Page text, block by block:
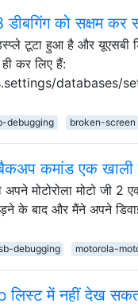
को सक्षम कर
टूटा हुआ है और यूएसबी
कर लिए हैं:
databases/
debugging broken-screen
कमांड एक खाली
अपने मोटोरोला मोटो
के बाद और मैंने अपने
debugging motorola-
लिस्ट में नहीं देख